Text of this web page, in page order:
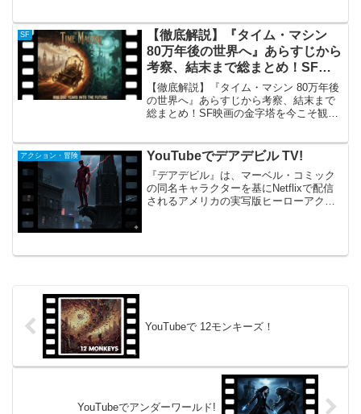
媚なリゾート地マイア...
SF
【徹底解説】『タイム・マシン
80万年後の世界へ』あらすじから
考察、結末まで総まとめ！SF映
画の金字塔を今こそ観よう
【徹底解説】『タイム・マシン 80万年後
の世界へ』あらすじから考察、結末まで
総まとめ！SF映画の金字塔を今こそ観よ
1960年に映画化した『タイム・マシン 80
万年後...
アクション・冒険 YouTubeでデアデビル TV!
『デアデビル』は、マーベル・コミック
の同名キャラクターを基にNetflixで配信
されるアメリカの実写版ヒーローアクシ
目の弁護士マット...
YouTubeで 12モンキーズ！
YouTubeでアンダーワールド!